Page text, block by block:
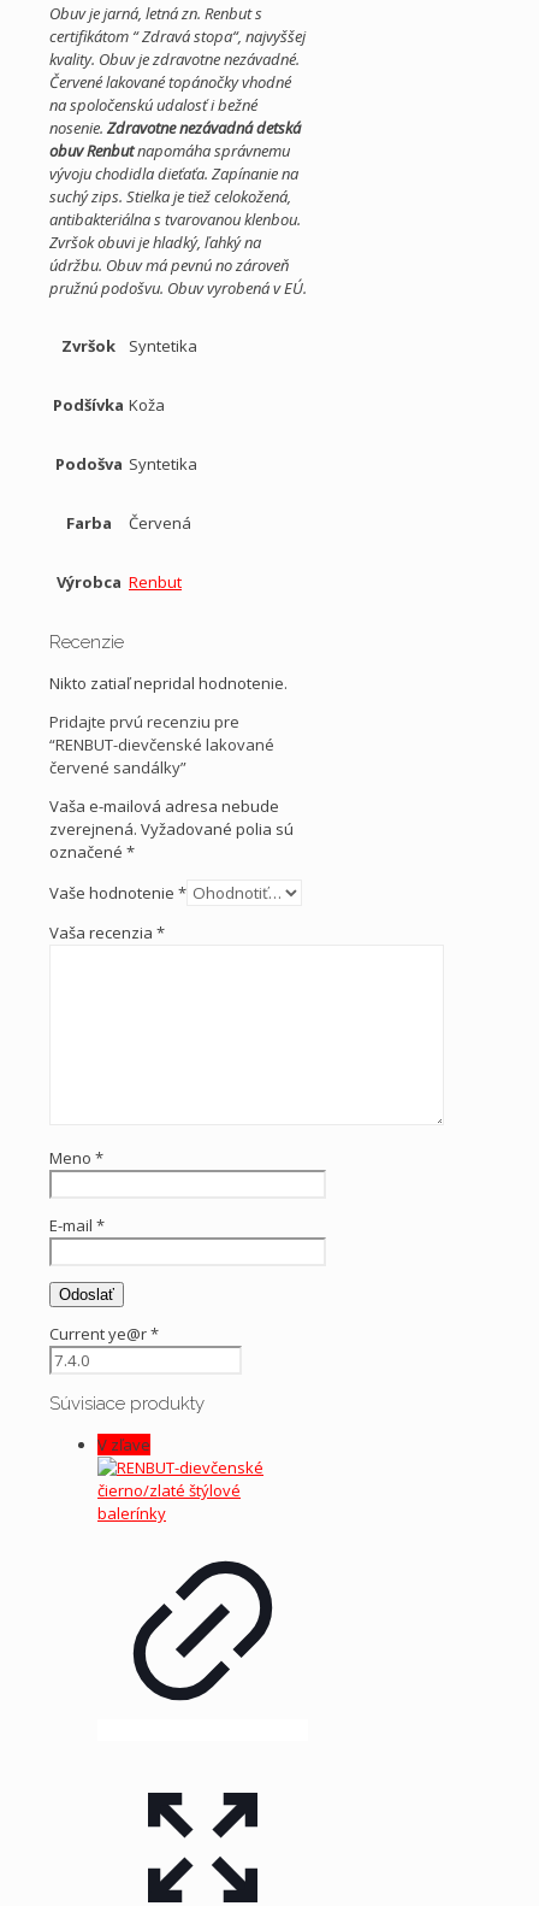
Obuv je jarná, letná zn. Renbut s
certifikátom “ Zdravá stopa“, najvyššej
kvality. Obuv je zdravotne nezávadné.
Červené lakované topánočky vhodné
na spoločenskú udalosť i bežné
nosenie. Zdravotne nezávadná detská
obuv Renbutnapomáha správnemu
vývoju chodidla dieťaťa. Zapínanie na
suchý zips. Stielka je tiež celokožená,
antibakteriálna s tvarovanou klenbou.
Zvršok obuvi je hladký, ľahký na
údržbu. Obuv má pevnú no zároveň
pružnú podošvu. Obuv vyrobená v EÚ.
Zvršok Syntetika
Podšívka Koža
Podošva Syntetika
Farba Červená
Výrobca Renbut
Recenzie
Nikto zatiaľ nepridal hodnotenie.
Pridajte prvú recenziu pre
“RENBUT-dievčenské lakované
červené sandálky”
Vaša e-mailová adresa nebude
zverejnená. Vyžadované polia sú
označené *
Vaše hodnotenie *
Vaša recenzia *
Meno *
E-mail *
Current ye@r*
Súvisiace produkty
V zľave